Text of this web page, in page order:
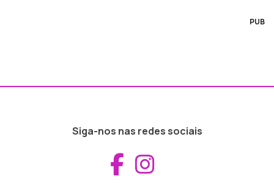
PUB
Siga-nos nas redes sociais
Aceder ao